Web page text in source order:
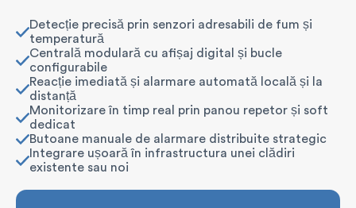
Detecție precisă prin senzori adresabili de fum și
temperatură
Centrală modulară cu afișaj digital și bucle
configurabile
Reacție imediată și alarmare automată locală și la
distanță
Monitorizare în timp real prin panou repetor și soft
dedicat
Butoane manuale de alarmare distribuite strategic
Integrare ușoară în infrastructura unei clădiri
existente sau noi